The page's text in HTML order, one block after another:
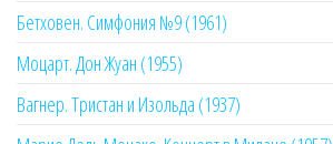
Бетховен. Симфония №9 (1961)
Моцарт. Дон Жуан (1955)
Вагнер. Тристан и Изольда (1937)